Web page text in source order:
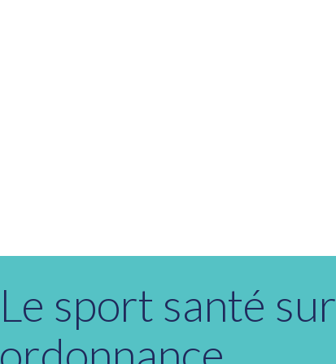
Le sport santé sur